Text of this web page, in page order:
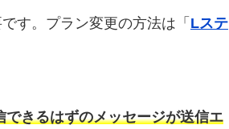
す。プラン変更の方法は「 Lステ
きるはずのメッセージが送信エ